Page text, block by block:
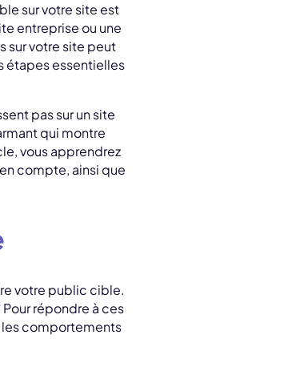
sur votre site est
entreprise ou une
sur votre site peut
étapes essentielles
pas sur un site
qui montre
vous apprendrez
compte, ainsi que
votre public cible.
répondre à ces
les comportements